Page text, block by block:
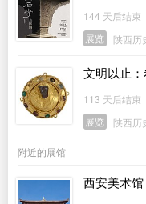
144 天后结束
展览
陕西历
文明以止
113 天后结束
展览
陕西历
附近的展馆
西安美术馆